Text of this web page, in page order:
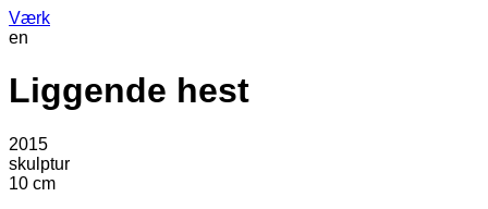
Værk
en
Liggende hest
2015
skulptur
10 cm